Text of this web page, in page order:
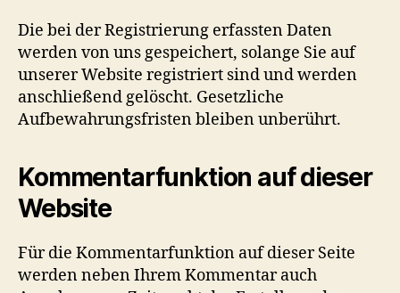
Die bei der Registrierung erfassten Daten
werden von uns gespeichert, solange Sie auf
unserer Website registriert sind und werden
anschließend gelöscht. Gesetzliche
Aufbewahrungsfristen bleiben unberührt.
Kommentarfunktion auf dieser
Website
Für die Kommentarfunktion auf dieser Seite
werden neben Ihrem Kommentar auch